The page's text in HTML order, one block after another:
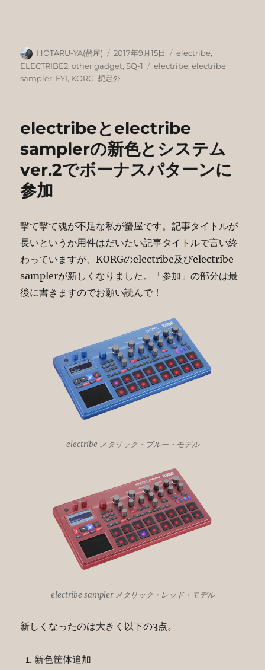
投
稿
者
HOTARU-YA(螢屋)
投
稿
日:
2017年9月15日
カ
テ
electribe,
ELECTRIBE2,other gadget, SQ-1
タ
electribe,electribe
sampler, FYI, KORG,想定外
electribeとelectribe
samplerの新色とシステム
ver.2でボーナスパターンに
参加
撃て撃て魂が不足な私が螢屋です。記事タイトルが
長いというか用件はだいたい記事タイトルで言い終
わっていますが、KORGのelectribe及びelectribe
samplerが新しくなりました。「参加」の部分は最
後に書きますのでお願い読んで！
electribe メタリック・ブルー・モデル
electribe sampler メタリック・レッド・モデル
新しくなったのは大きく以下の3点。
新色筐体追加